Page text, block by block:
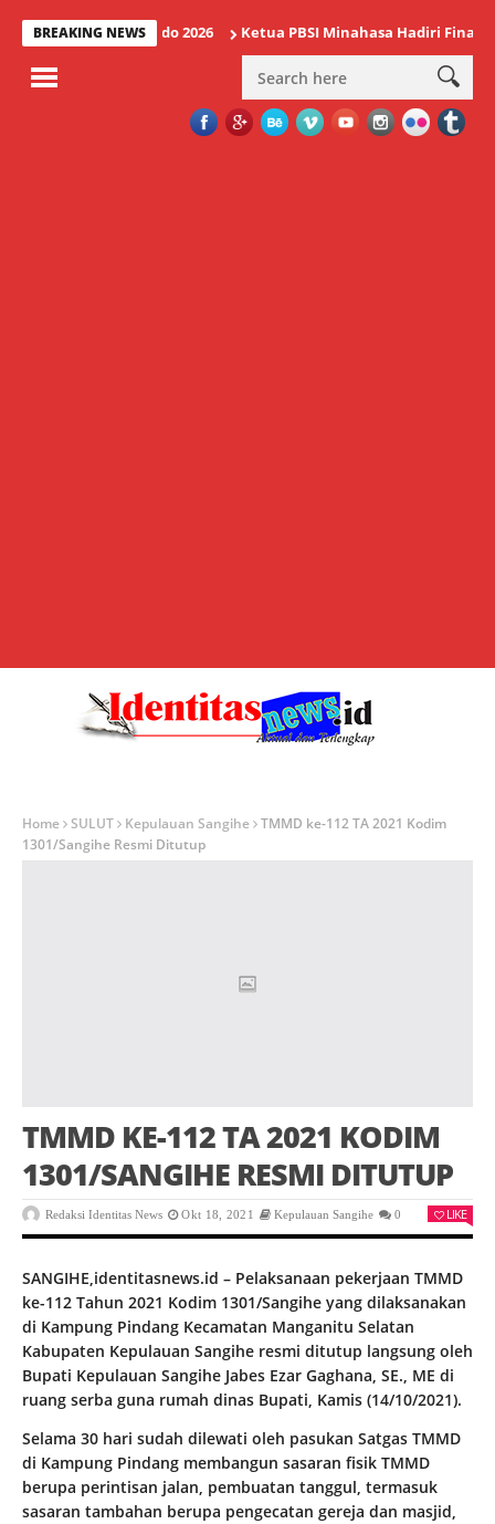
BREAKING NEWS
IAKN Manado 2026 Ketua PBSI Minahasa Hadiri Final Bulu
Home SULUT Kepulauan Sangihe TMMD ke-112 TA 2021 Kodim
1301/Sangihe Resmi Ditutup
TMMD KE-112 TA 2021 KODIM
1301/SANGIHE RESMI DITUTUP
Redaksi Identitas News Okt 18, 2021 Kepulauan Sangihe 0 LIKE
SANGIHE,identitasnews.id – Pelaksanaan pekerjaan TMMD
ke-112 Tahun 2021 Kodim 1301/Sangihe yang dilaksanakan
di Kampung Pindang Kecamatan Manganitu Selatan
Kabupaten Kepulauan Sangihe resmi ditutup langsung oleh
Bupati Kepulauan Sangihe Jabes Ezar Gaghana, SE., ME di
ruang serba guna rumah dinas Bupati, Kamis (14/10/2021).
Selama 30 hari sudah dilewati oleh pasukan Satgas TMMD
di Kampung Pindang membangun sasaran fisik TMMD
berupa perintisan jalan, pembuatan tanggul, termasuk
sasaran tambahan berupa pengecatan gereja dan masjid,